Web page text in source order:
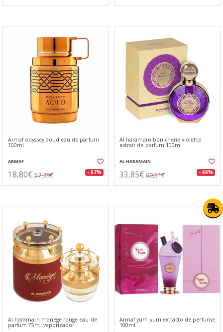
Armaf odyssey aoud eau de parfum
100ml
ARMAF
18,80€ 57,39€ - 67%
Al haramain bon cherie violette
extrait de parfum 100ml
AL HARAMAIN
33,85€ 99,51€ - 66%
Al haramain manege rouge eau de
parfum 75ml vaporizador
Armaf yum yum extracto de perfume
100ml